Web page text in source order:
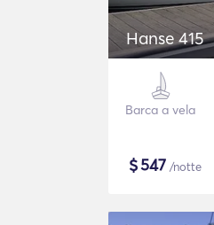
Hanse 415
Barca a vela
$547 /notte